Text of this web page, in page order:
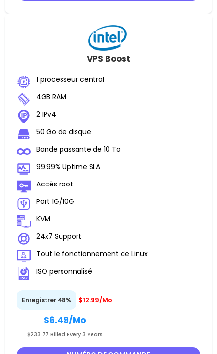
VPS Boost
1 processeur central
4GB RAM
2 IPv4
50 Go de disque
Bande passante de 10 To
99.99% Uptime SLA
Accès root
Port 1G/10G
KVM
24x7 Support
Tout le fonctionnement de Linux
ISO personnalisé
Enregistrer 48% $12.99/Mo
$6.49/Mo
$233.77 Billed Every 3 Years